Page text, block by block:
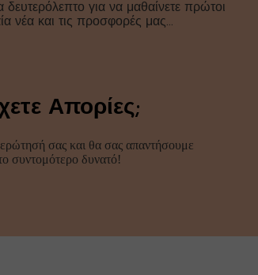
δευτερόλεπτο για να μαθαίνετε πρώτοι
νέα και τις προσφορές μας…
Απορίες;
σας και θα σας απαντήσουμε
συντομότερο δυνατό!